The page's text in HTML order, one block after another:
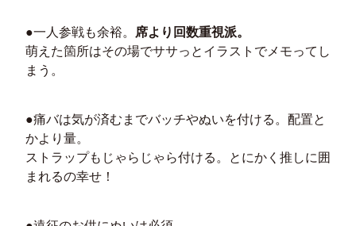
●一人参戦も余裕。
席より回数重視派。
萌えた箇所はその場でササっとイラストでメモってし
まう。
●痛バは気が済むまでバッチやぬいを付ける。配置と
かより量。
ストラップもじゃらじゃら付ける。とにかく推しに囲
まれるの幸せ！